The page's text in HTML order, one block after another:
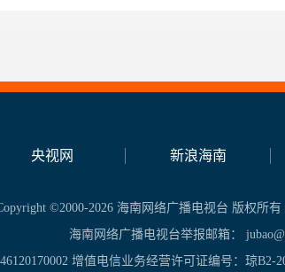
央视网 新浪海南
©2000-2026 海南网络广播电视台 版权所有
海南网络广播电视台举报邮箱：
增值电信业务经营许可证编号：琼B2-